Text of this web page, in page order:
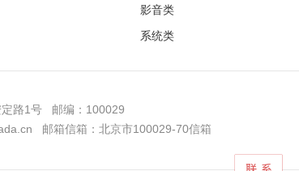
影音类
系统类
路1号 邮编：100029
邮箱信箱：北京市100029-70信箱